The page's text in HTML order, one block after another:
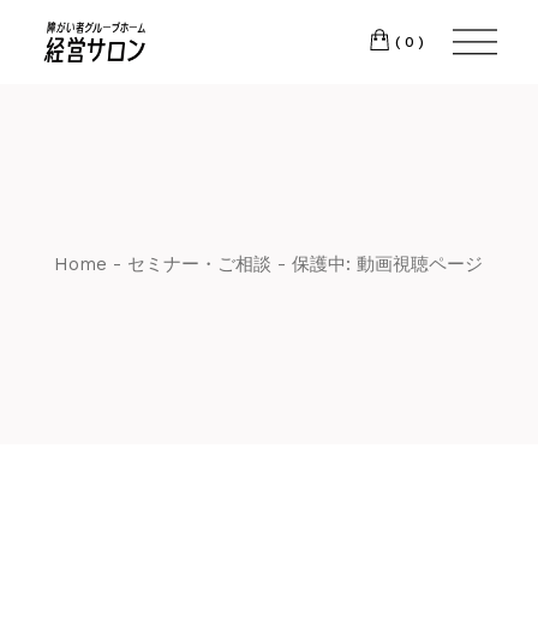
(0)
Home セミナー・ご相談 保護中: 動画視聴ページ